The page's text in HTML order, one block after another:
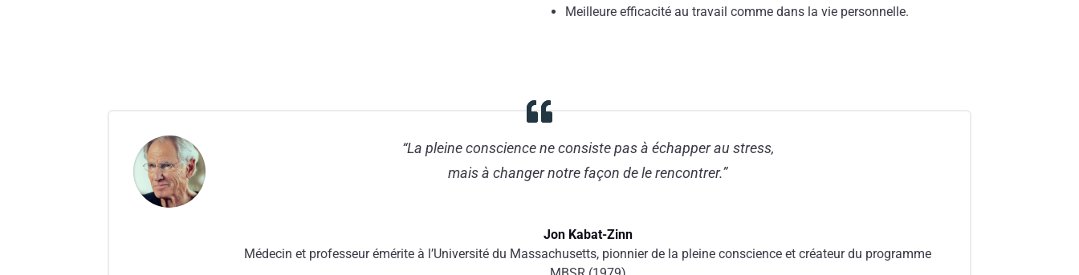
Meilleure efficacité au travail comme dans la vie personnelle.
“La pleine conscience ne consiste pas à échapper au stress,
mais à changer notre façon de le rencontrer.”
Jon Kabat-Zinn
Médecin et professeur émérite à l’Université du Massachusetts, pionnier de la pleine conscience et créateur du programme